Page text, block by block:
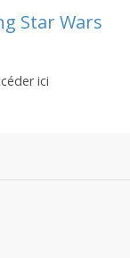
Star Wars
ici